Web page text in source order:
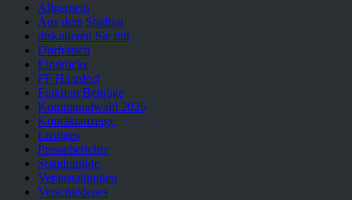
Allgemein
Aus dem Stadtrat
diskutieren Sie mit
Dorfratsch
Eindrücke
FF Haardorf
Fraktion Beiträge
Kommunalwahl 2026
Kontaktanzeige
Lustiges
Presseberichte
Standpunkte
Veranstaltungen
Verschiedenes